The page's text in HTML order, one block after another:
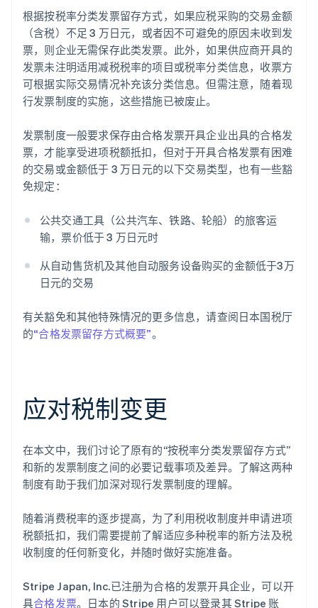
根据按税率分类发票留存方式，如果应税采购的交易金额
（含税）不足 3 万日元，或者因不可避免的原因未收到发
票，则企业无需保存此类发票。此外，如果供应商开具的
发票未注明适用减税税率的项目或税率分类信息，收票方
可根据实际交易情况补充该分类信息。但需注意，随着现
行发票制度的实施，这些措施已被废止。
发票制度一般要求保存由合格发票开具企业出具的合格发
票，才能享受进项税额抵扣，但对于开具合格发票有困难
的交易或金额低于 3 万日元的以下交易类型，也有一些豁
免规定：
公共交通工具（公共汽车、铁路、轮船）的旅客运
输，票价低于 3 万日元时
从自动售货机及其他自动服务设备购买的金额低于3万
日元的交易
有关豁免和其他特殊情况的更多信息，请查阅日本国税厅
的“合格发票留存方式概要”。
应对税制变更
在本文中，我们讨论了原有的“按税率分类发票留存方式”
和新的发票制度之间的必要记载事项及差异。了解这两种
制度有助于我们加深对现行发票制度的理解。
随着消费税率的逐步提高，为了利用税收制度并申请进项
税额抵扣，我们需要提前了解适应多种税率的新方法及税
收制度的任何新变化，并随时做好实施准备。
Stripe Japan, Inc.已注册为合格的发票开具企业，可以开
具合格发票。日本的 Stripe 用户可以登录其 Stripe 账
阿联酋
English
English
爱沙尼亚
English
澳大利亚
English